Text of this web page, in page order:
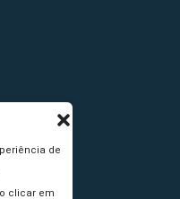
de
clicar em